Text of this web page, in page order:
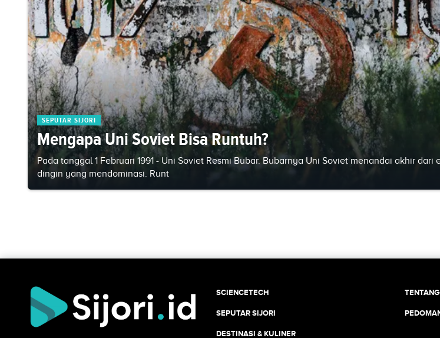
SEPUTAR SIJORI
Mengapa Uni Soviet Bisa Runtuh?
Pada tanggal 1 Februari 1991 - Uni Soviet Resmi Bubar. Bubarnya Uni Soviet menandai akhir dari
dingin yang mendominasi. Runt
SCIENCETECH
SEPUTAR SIJORI
DESTINASI & KULINER